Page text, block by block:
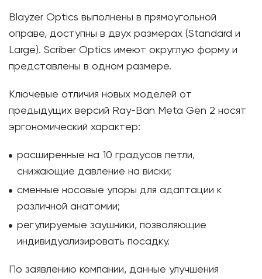
Blayzer Optics выполнены в прямоугольной
оправе, доступны в двух размерах (Standard и
Large). Scriber Optics имеют округлую форму и
представлены в одном размере.
Ключевые отличия новых моделей от
предыдущих версий Ray-Ban Meta Gen 2 носят
эргономический характер:
расширенные на 10 градусов петли,
снижающие давление на виски;
сменные носовые упоры для адаптации к
различной анатомии;
регулируемые заушники, позволяющие
индивидуализировать посадку.
По заявлению компании, данные улучшения